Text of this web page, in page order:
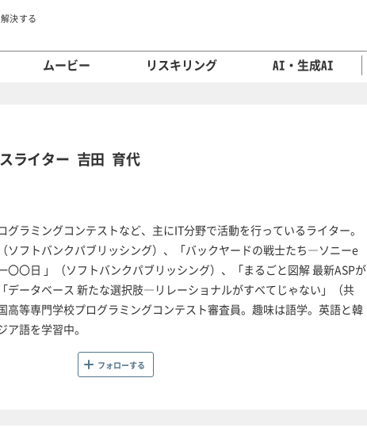
決する
ムービー リスキリング AI・生成AI
ライター 吉田 育代
ラミングコンテストなど、主にIT分野で活動を行っているライター。
ソフトバンクパブリッシング）、「バックヤードの戦士たち―ソニーe
〇〇日 」（ソフトバンクパブリッシング）、「まるごと図解 最新ASPが
データベース 新たな選択肢―リレーショナルがすべてじゃない」（共
高等専門学校プログラミングコンテスト審査員。趣味は語学。英語と韓
語を学習中。
フォローする